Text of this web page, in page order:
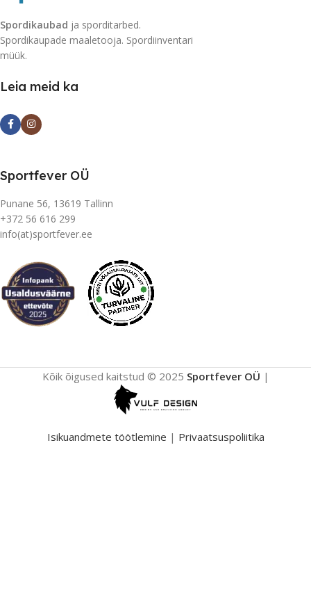
Spordikaubad ja sporditarbed.
Spordikaupade maaletooja. Spordiinventari
müük.
Leia meid ka
Sportfever OÜ
Punane 56, 13619 Tallinn
+372 56 616 299
info(at)sportfever.ee
Kõik õigused kaitstud © 2025 Sportfever OÜ |
Isikuandmete töötlemine | Privaatsuspoliitika